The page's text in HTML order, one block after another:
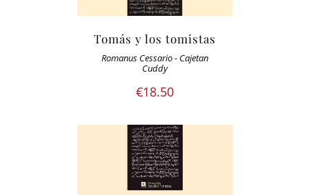
Tomás y los tomistas
Romanus Cessario - Cajetan
Cuddy
€18.50